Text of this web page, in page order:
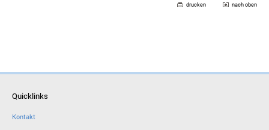
drucken nach oben
Quicklinks
Kontakt